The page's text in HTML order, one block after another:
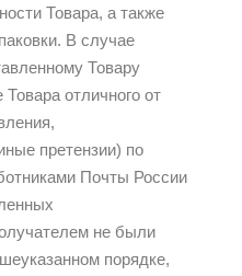
Товара, а также
В случае
Товару
отличного от
претензии) по
Почты России
не были
порядке,